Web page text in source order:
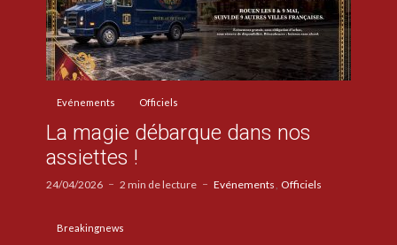
Evénements Officiels
La magie débarque dans nos
assiettes !
24/04/2026 2 min de lecture Evénements Officiels
Breakingnews